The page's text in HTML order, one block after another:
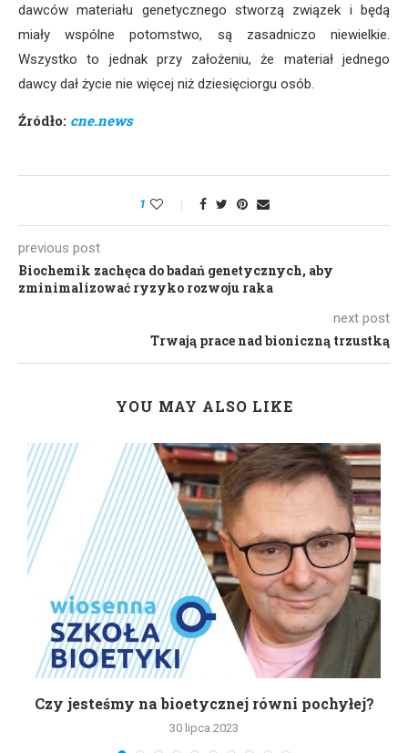
dawców materiału genetycznego stworzą związek i będą
miały wspólne potomstwo, są zasadniczo niewielkie.
Wszystko to jednak przy założeniu, że materiał jednego
dawcy dał życie nie więcej niż dziesięciorgu osób.
Źródło: cne.news
1
previous post
Biochemik zachęca do badań genetycznych, aby
zminimalizować ryzyko rozwoju raka
next post
Trwają prace nad bioniczną trzustką
YOU MAY ALSO LIKE
Czy jesteśmy na bioetycznej równi pochyłej?
30 lipca 2023